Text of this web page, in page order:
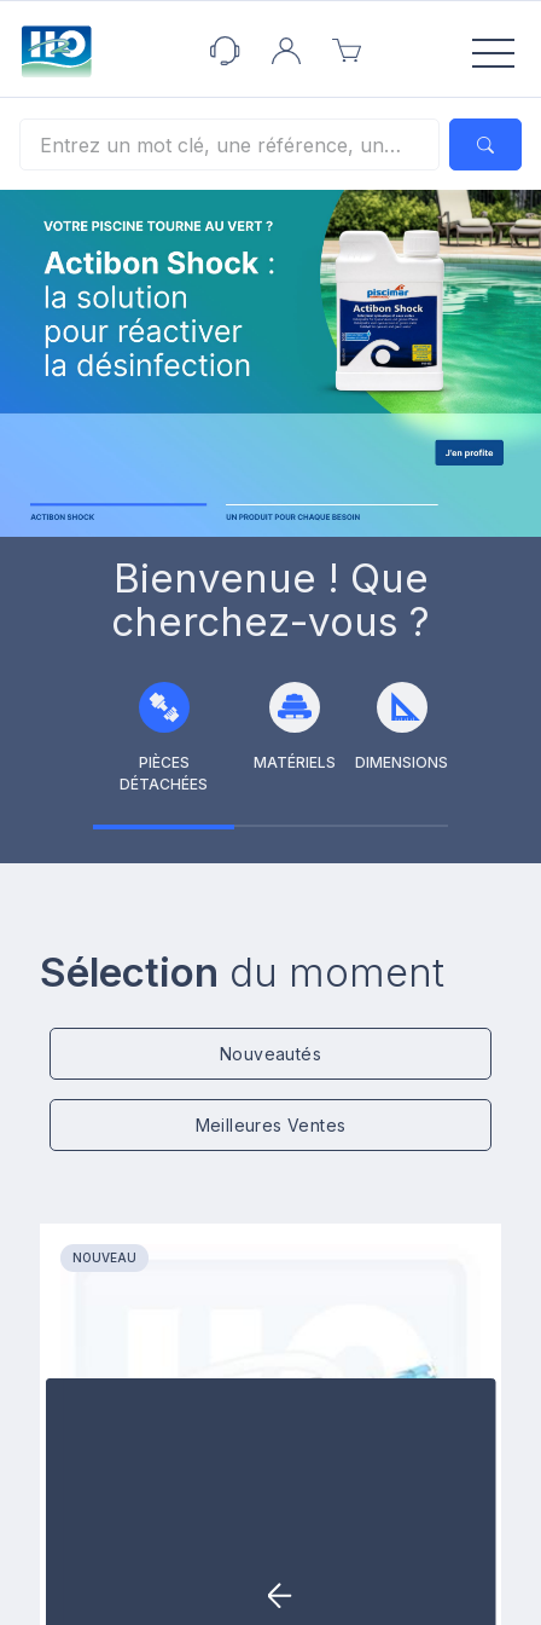
Bienvenue ! Que
cherchez-vous ?
PIÈCES
DÉTACHÉES
MATÉRIELS DIMENSIONS
Sélection du moment
Nouveautés
Meilleures Ventes
NOUVEAU